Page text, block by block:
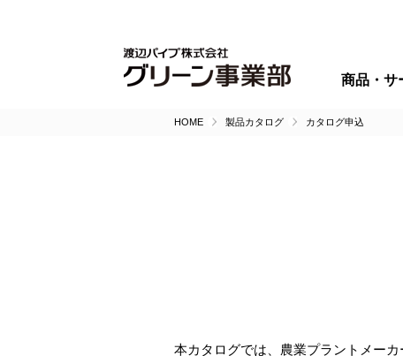
商品・サ
HOME 製品カタログ カタログ申込
本カタログでは、農業プラントメー